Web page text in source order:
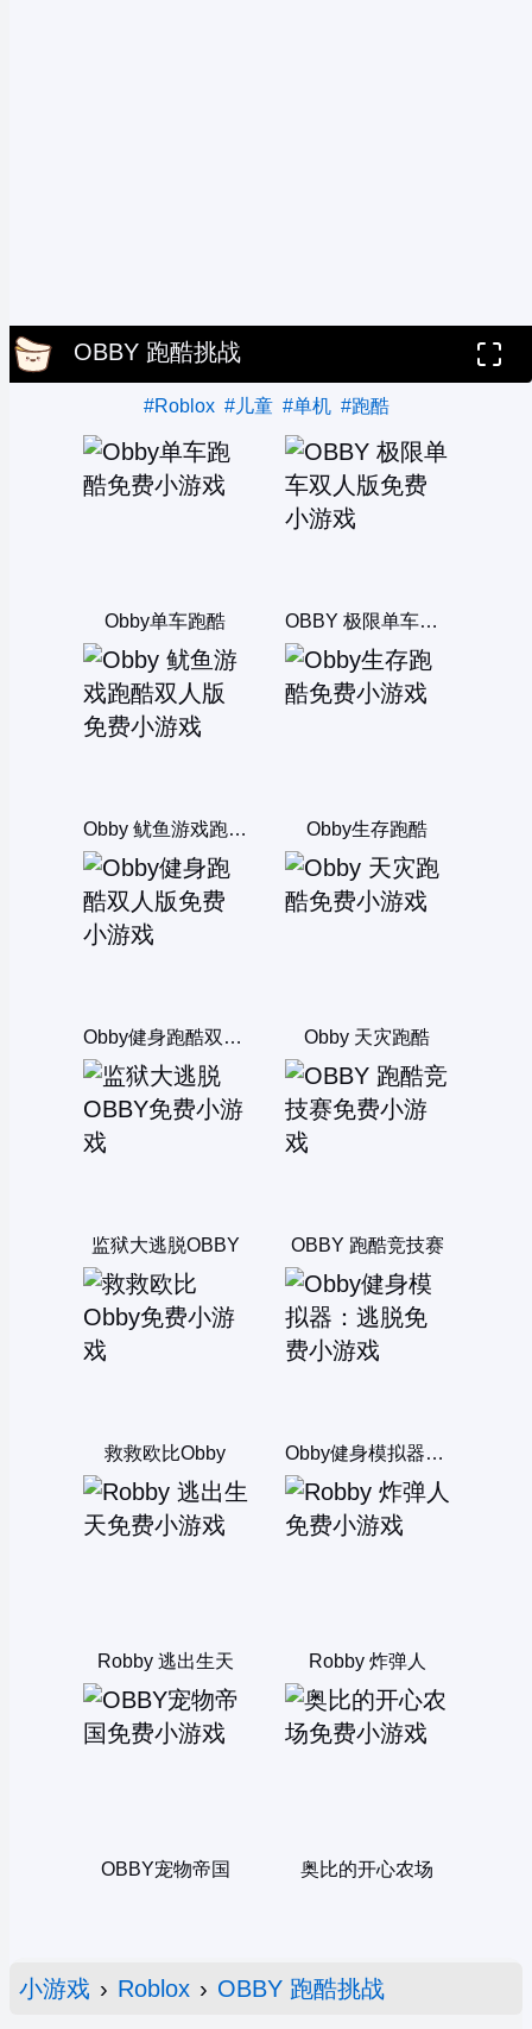
OBBY 跑酷挑战
#Roblox #儿童 #单机 #跑酷
Obby单车跑酷 OBBY 极限单车双人版
Obby 鱿鱼游戏跑酷双人版 Obby生存跑酷
Obby健身跑酷双人版 Obby 天灾跑酷
监狱大逃脱OBBY OBBY 跑酷竞技赛
救救欧比Obby Obby健身模拟器：逃脱
Robby 逃出生天 Robby 炸弹人
OBBY宠物帝国 奥比的开心农场
小游戏 › Roblox › OBBY 跑酷挑战